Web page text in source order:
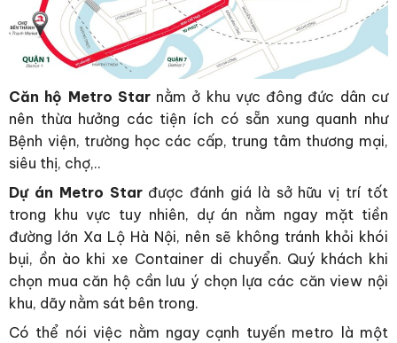
Căn hộ Metro Starnằm ở khu vực đông đức dân cư
nên thừa hưởng các tiện ích có sẵn xung quanh như
Bệnh viện, trường học các cấp, trung tâm thương mại,
siêu thị, chợ,..
Dự án Metro Starđược đánh giá là sở hữu vị trí tốt
trong khu vực tuy nhiên, dự án nằm ngay mặt tiền
đường lớn Xa Lộ Hà Nội, nên sẽ không tránh khỏi khói
bụi, ồn ào khi xe Container di chuyển. Quý khách khi
chọn mua căn hộ cần lưu ý chọn lựa các căn view nội
khu, dãy nằm sát bên trong.
Có thể nói việc nằm ngay cạnh tuyến metro là một